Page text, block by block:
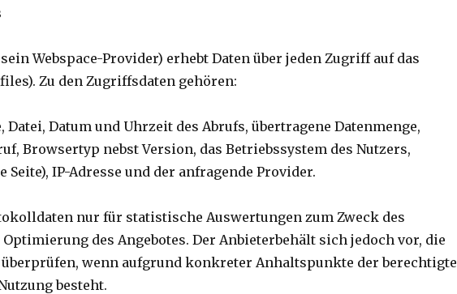
Webspace-Provider) erhebt Daten über jeden Zugriff auf das
Zu den Zugriffsdaten gehören:
Datei, Datum und Uhrzeit des Abrufs, übertragene Datenmenge,
Browsertyp nebst Version, das Betriebssystem des Nutzers,
Seite), IP-Adresse und der anfragende Provider.
nur für statistische Auswertungen zum Zweck des
des Angebotes. Der Anbieterbehält sich jedoch vor, die
wenn aufgrund konkreter Anhaltspunkte der berechtigte
besteht.